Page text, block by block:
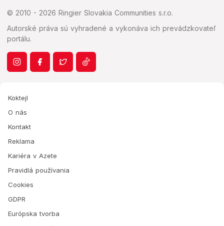
© 2010 - 2026 Ringier Slovakia Communities s.r.o.
Autorské práva sú vyhradené a vykonáva ich prevádzkovateľ
portálu.
Koktejl
O nás
Kontakt
Reklama
Kariéra v Azete
Pravidlá používania
Cookies
GDPR
Európska tvorba